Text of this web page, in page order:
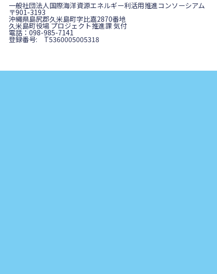
一般社団法人国際海洋資源エネルギー利活用推進コンソーシアム
〒901-3193
沖縄県島尻郡久米島町字比嘉2870番地
久米島町役場 プロジェクト推進課 気付
電話：098-985-7141
登録番号: T5360005005318